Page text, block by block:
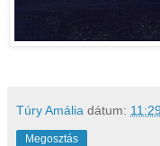
Túry Amália dátum: 11:29
Megosztás